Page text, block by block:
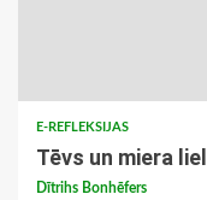
E-REFLEKSIJAS
Tēvs un miera
Dītrihs Bonhēfers